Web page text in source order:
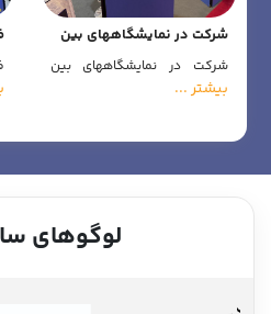
شرکت در نمایشگاههای بین
المللی
شرکت در نمایشگاههای بین
المللی
بیشتر ...
لوگوهای